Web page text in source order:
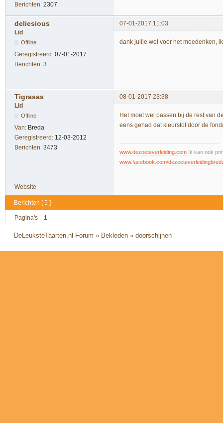
Berichten: 2307
deliesious
07-01-2017 11:03
Lid
Offline
Geregistreerd: 07-01-2017
Berichten: 3
dank jullie wel voor het meedenken,
Tigrasas
08-01-2017 23:38
Lid
Offline
Van: Breda
Geregistreerd: 12-03-2012
Berichten: 3473
Het moet wel passen bij de rest van
eens gehad dat kleurstof door de
www.dezoeteverleiding.com Ik kan ook
www.facebook.com/
Website
Berichten [ 5 ]
Pagina's 1
DeLeuksteTaarten.nl Forum » Bekleden »doorschijnen